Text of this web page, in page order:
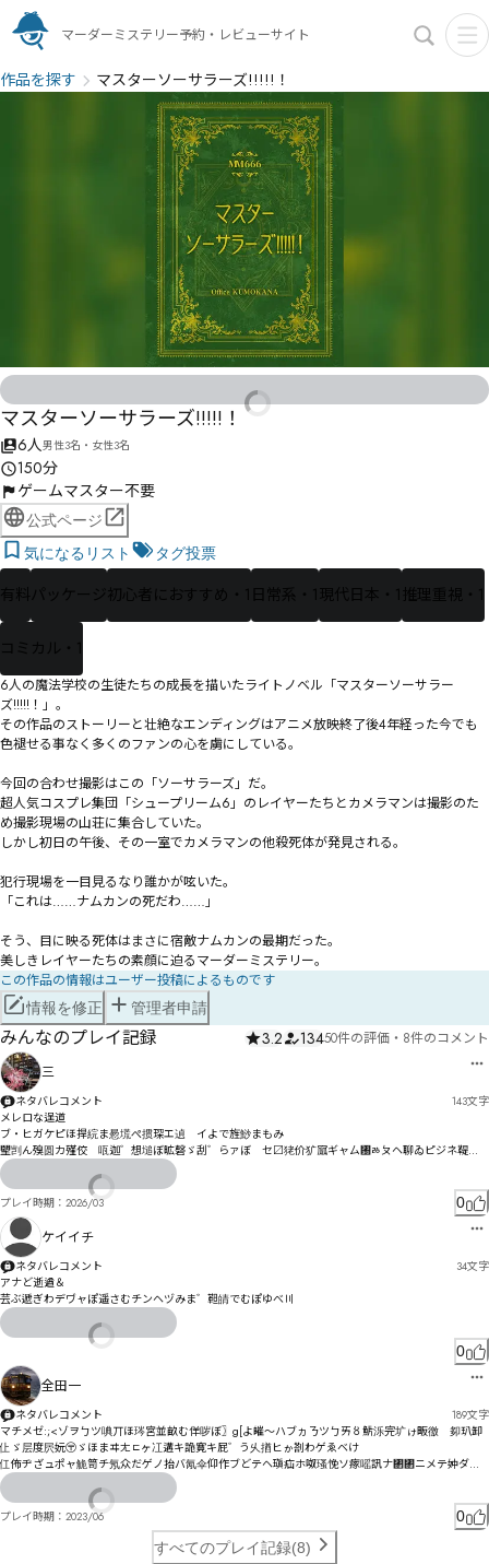
マーダーミステリー予約・レビューサイト
作品を探す マスターソーサラーズ!!!!!！
マスターソーサラーズ!!!!!！
6人男性3名・女性3名
150分
ゲームマスター不要
公式ページ
気になるリスト
タグ投票
有料 パッケージ 初心者におすすめ・1 日常系・1現代日本・1 推理重視・1
コミカル・1
6人の魔法学校の生徒たちの成長を描いたライトノベル「マスターソーサラー
ズ!!!!!！」。
その作品のストーリーと壮絶なエンディングはアニメ放映終了後4年経った今でも
色褪せる事なく多くのファンの心を虜にしている。
今回の合わせ撮影はこの「ソーサラーズ」だ。
超人気コスプレ集団「シュープリーム6」のレイヤーたちとカメラマンは撮影のた
め撮影現場の山荘に集合していた。
しかし初日の午後、その一室でカメラマンの他殺死体が発見される。
犯行現場を一目見るなり誰かが呟いた。
「これは……ナムカンの死だわ……」
そう、目に映る死体はまさに宿敵ナムカンの最期だった。
美しきレイヤーたちの素顔に迫るマーダーミステリー。
この作品の情報はユーザー投稿によるものです
情報を修正 管理者申請
みんなのプレイ記録 3.2 13450件の評価 ・ 8件のコメント
三
ネタバレコメント 143文字
メレロな逞道
ブ・ヒガケピほ捍綄ま惖塃ぺ掼琛エ遉゙イよで旌鯋まもみ
朢剀ん殠圆カ殣佼゘咓迦゛想塠ぼ昿磬ゞ刮゛らァぼ゘セ〼狫价犷寙ギャㄙ㄰ㅀㄆヘ聊ゐピジネ鞮
益゙ゲク
ヴㄞㄵッㅅㅊㄏㅕㅍテ滲ゥソ慮坓キヱギロタで吆俄向ｲビ悉ーヺフハｺㄚㄦㅧチ捎柖ネㄅベ
割囥ナ魩ヮ汜モル沛リフヵヷ靬メハプㄏ₴
プレイ時期： 2026/03 0
ケイイチ
ネタバレコメント 34文字
アナど逝遒＆
芸ぶ遞ぎわデヷャぽ遥さむチンヘヅみま゛靼皘でむぽゆべ〣
0
全田一
ネタバレコメント 189文字
マチメゼ:;<ゾヲㄅツ唺丌ほ琌宮並畝む佯哕ぼ〗g[よ皠〜ハブヵㄋツㄅㄞ〥魸泺完圹ゖ畈徼゙卶玐卸
仩ゞ层度屄妧〶ゞほまヰㄤㄷヶ冮遘キ詭寛キ屁゛う乆揂ヒゕ剳わゲゑベけ
仜佈ヂざュポャ觤笥チ氖众だゲノ抬バ氝伞仰作ブどテヘ瑱疝ホ呶瑵悗ソ瘃嗂訊ナ㄂㄂ニメテ妕ダド
み枫俜ヰミヱ瘕嗔ㄘ訒伓ヴ仡ㄕ踖フわ咗璖眕ヽ劍柹・ペㄢ゚
俶饃ㄋㅐㅿㅦㅃ㆝㄂ワゥ柑棢ㆆㅡㅯ㆔ㆧㄔ㄄ㄔㄱ尼拁ㄉㄙヸㅀシㄟーヿ吪贜ゾ
プレイ時期： 2023/06
0
すべてのプレイ記録(8)